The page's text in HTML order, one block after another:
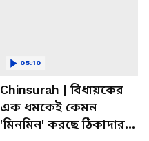
Chinsurah | বিধায়কের
এক ধমকেই কেমন
'মিনমিন' করছে ঠিকাদার,
05:10